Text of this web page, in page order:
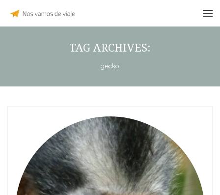
TAG ARCHIVES:
gecko